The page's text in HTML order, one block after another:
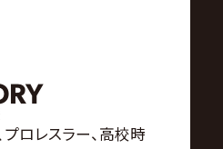
ロレスラー、高校時